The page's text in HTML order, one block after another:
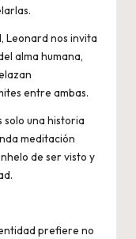
Leonard nos invita
alma humana,
entre ambas.
solo una historia
meditación
de ser visto y
prefiere no